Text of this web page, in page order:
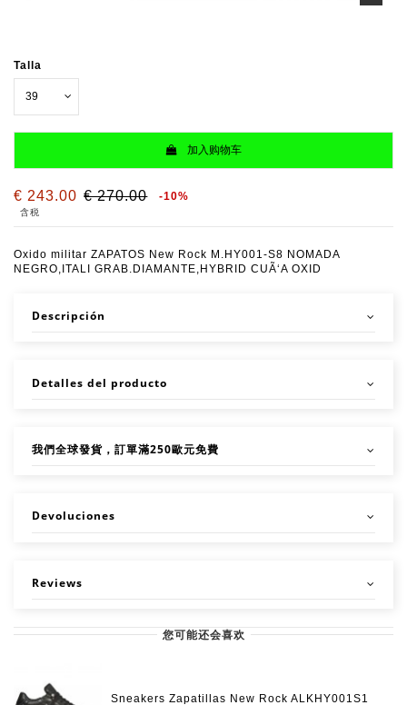
Talla
加入购物车
€ 243.00 € 270.00 -10%
含税
Oxido militar ZAPATOS New Rock M.HY001-S8 NOMADA
NEGRO,ITALI GRAB.DIAMANTE,HYBRID CUÃ‘A OXID
Descripción
Detalles del producto
我們全球發貨，訂單滿250歐元免費
Devoluciones
Reviews
您可能还会喜欢
Sneakers Zapatillas New Rock ALKHY001S1